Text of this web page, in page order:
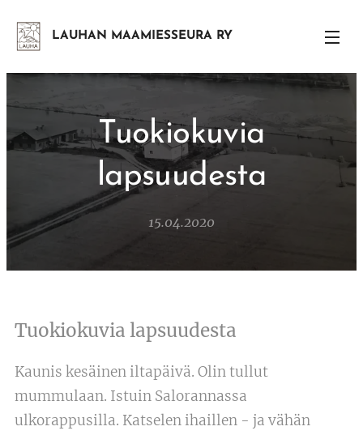
LAUHAN MAAMIESSEURA RY
Tuokiokuvia
lapsuudesta
15.04.2020
Tuokiokuvia lapsuudesta
Kaunis kesäinen iltapäivä. Olin tullut
mummulaan. Istuin Salorannassa
ulkorappusilla. Katselen ihaillen - ja vähän